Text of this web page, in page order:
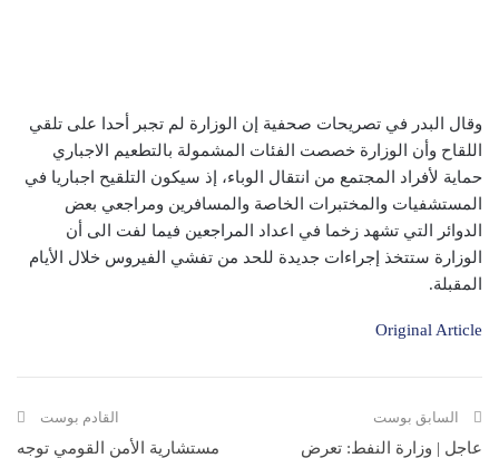
وقال البدر في تصريحات صحفية إن الوزارة لم تجبر أحدا على تلقي
اللقاح وأن الوزارة خصصت الفئات المشمولة بالتطعيم الاجباري
حماية لأفراد المجتمع من انتقال الوباء، إذ سيكون التلقيح اجباريا في
المستشفيات والمختبرات الخاصة والمسافرين ومراجعي بعض
الدوائر التي تشهد زخما في اعداد المراجعين فيما لفت الى أن
الوزارة ستتخذ إجراءات جديدة للحد من تفشي الفيروس خلال الأيام
المقبلة.
Original Article
السابق بوست
عاجل | وزارة النفط: تعرض
القادم بوست
مستشارية الأمن القومي توجه